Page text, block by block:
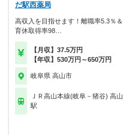
だ駅西薬局
高収入を目指せます！離職率5.3％＆
育休取得率98…
【月収】37.5万円
【年収】530万円～650万円
岐阜県 高山市
ＪＲ高山本線(岐阜－猪谷) 高山
駅